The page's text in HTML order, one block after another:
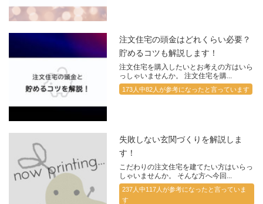
注文住宅の頭金はどれくらい必要？
貯めるコツも解説します！
注文住宅を購入したいとお考えの方はいら
っしゃいませんか。 注文住宅を購...
173人中82人が参考になったと言っています
失敗しない玄関づくりを解説しま
す！
こだわりの注文住宅を建てたい方はいらっ
しゃいませんか。 そんな方へ今回...
237人中117人が参考になったと言っていま
す